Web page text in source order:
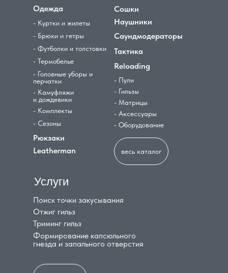
Одежда
- Куртки и жилеты
- Брюки и гетры
- Футболки и толстовки
- Термобелье
- Головные уборы и
перчатки
- Камуфляжи
и дождевики
- Комплекты
- Сезоны
Рюкзаки
Leatherman
Сошки
Наушники
Саундмодераторы
Тактика
Reloading
- Пули
- Гильзы
- Матрицы
- Аксессуары
- Оборудование
Поиск точки закусывания
Услуги
Отжиг гильз
Триминг гильз
Формирование капсюльного
гнезда и запального отверстия
весь каталог